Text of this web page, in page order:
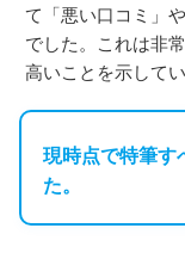
て「悪い口コミ」
でした。これは非
高いことを示してい
現時点で特筆す
た。